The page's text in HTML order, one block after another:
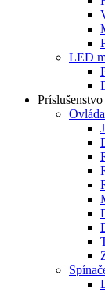
LED
Príslušenstvo